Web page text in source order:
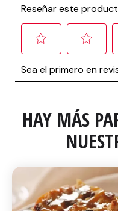
HAY MÁS